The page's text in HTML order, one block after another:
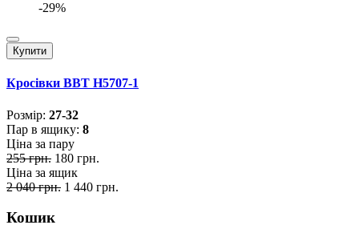
-29%
Купити
Кросівки BBT H5707-1
Розмiр: 27-32
Пар в ящику: 8
Ціна за пару
255 грн. 180 грн.
Ціна за ящик
2 040 грн. 1 440 грн.
Кошик